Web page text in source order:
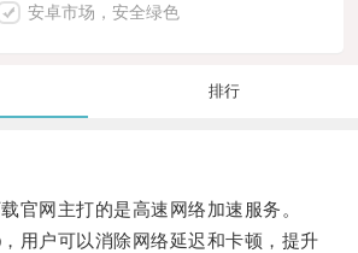
安卓市场，安全绿色
排行
网主打的是高速网络加速服务。
户可以消除网络延迟和卡顿，提升